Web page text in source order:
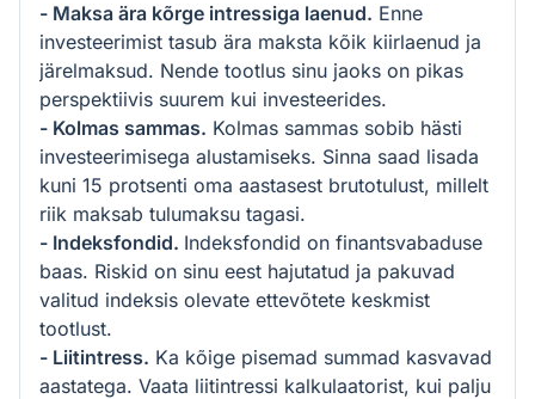
- Maksa ära kõrge intressiga laenud. Enne
investeerimist tasub ära maksta kõik kiirlaenud ja
järelmaksud. Nende tootlus sinu jaoks on pikas
perspektiivis suurem kui investeerides.
- Kolmas sammas. Kolmas sammas sobib hästi
investeerimisega alustamiseks. Sinna saad lisada
kuni 15 protsenti oma aastasest brutotulust, millelt
riik maksab tulumaksu tagasi.
- Indeksfondid. Indeksfondid on finantsvabaduse
baas. Riskid on sinu eest hajutatud ja pakuvad
valitud indeksis olevate ettevõtete keskmist
tootlust.
- Liitintress. Ka kõige pisemad summad kasvavad
aastatega. Vaata liitintressi kalkulaatorist, kui palju